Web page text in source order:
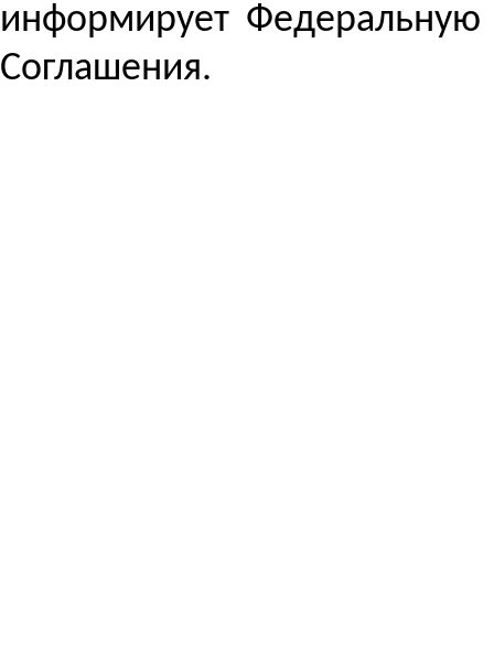
информирует Федеральную
Соглашения.